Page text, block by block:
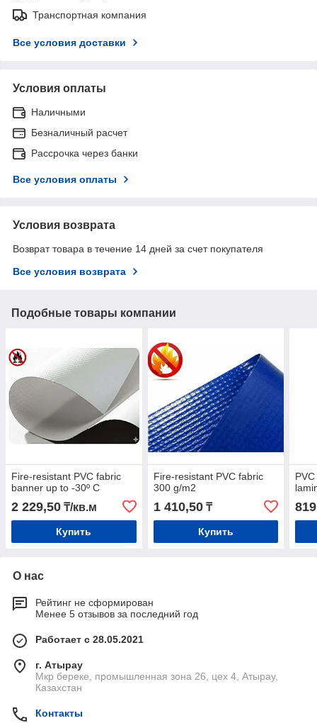
Транспортная компания
Все условия доставки
Условия оплаты
Наличными
Безналичный расчет
Рассрочка через банки
Все условия оплаты
Условия возврата
Возврат товара в течение 14 дней за счет покупателя
Все условия возврата
Подобные товары компании
Fire-resistant PVC fabric
banner up to -30º C
2 229,50 ₸/кв.м
Купить
Fire-resistant PVC fabric
300 g/m2
1 410,50₸
Купить
819
О нас
Рейтинг не сформирован
Менее 5 отзывов за последний год
Работает с 28.05.2021
г. Атырау
Мкр береке, промышленная зона 26, цех 4, Атырау,
Казахстан
Контакты